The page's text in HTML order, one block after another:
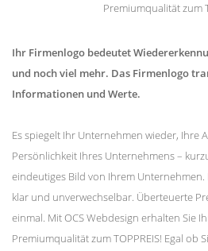
Premiumqualität zum
Ihr Firmenlogo bedeutet
und noch viel mehr. Das Firmenlogo
Informationen und Werte.
Es spiegelt Ihr Unternehmen wieder, Ihre
Persönlichkeit Ihres Unternehmens –
eindeutiges Bild von Ihrem
klar und unverwechselbar. Überteuerte
einmal. Mit OCS Webdesign erhalten Sie
Premiumqualität zum TOPPREIS! Egal ob